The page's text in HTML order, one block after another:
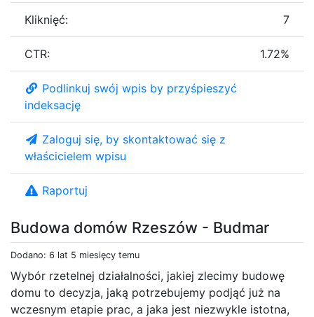
Budowa domów Rzeszów - Budmar
Dodano: 6 lat 5 miesięcy temu
Wybór rzetelnej działalności, jakiej zlecimy budowę
domu to decyzja, jaką potrzebujemy podjąć już na
wczesnym etapie prac, a jaka jest niezwykle istotna,
Kliknięć: 7
CTR: 1.72%
Podlinkuj swój wpis by przyśpieszyć
indeksację
Zaloguj się, by skontaktować się z
właścicielem wpisu
Raportuj